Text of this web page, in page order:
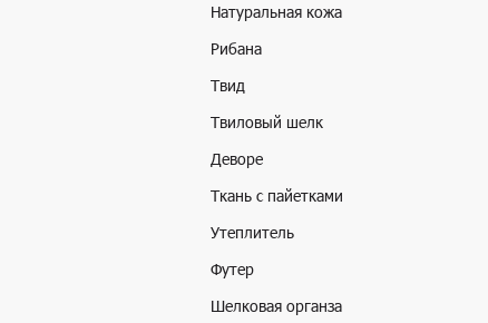
Натуральная кожа
Рибана
Твид
Твиловый шелк
Деворе
Ткань с пайетками
Утеплитель
Футер
Шелковая органза